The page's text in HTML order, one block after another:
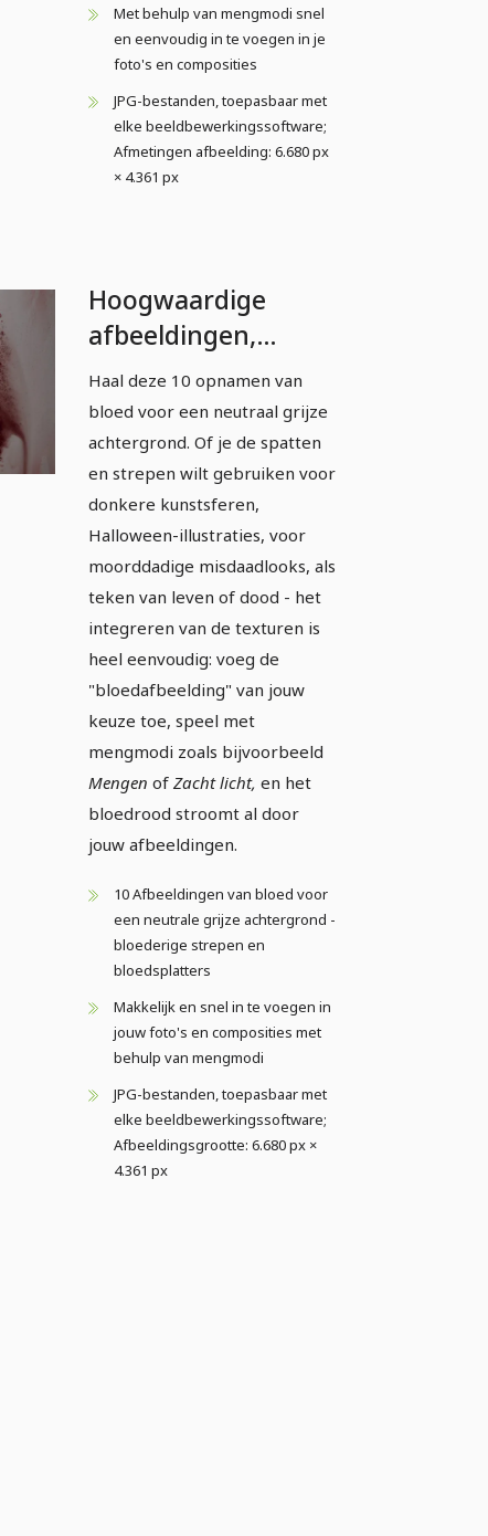
Met behulp van mengmodi snel
en eenvoudig in te voegen in je
foto's en composities
JPG-bestanden, toepasbaar met
elke beeldbewerkingssoftware;
Afmetingen afbeelding: 6.680 px
× 4.361 px
Hoogwaardige
afbeeldingen,
texturen & overlays:
Bloed &
bloedspetters 4
Haal deze 10 opnamen van
bloed voor een neutraal grijze
achtergrond. Of je de spatten
en strepen wilt gebruiken voor
donkere kunstsferen,
Halloween-illustraties, voor
moorddadige misdaadlooks, als
teken van leven of dood - het
integreren van de texturen is
heel eenvoudig: voeg de
"bloedafbeelding" van jouw
keuze toe, speel met
mengmodi zoals bijvoorbeeld
Mengen of Zacht licht, en het
bloedrood stroomt al door
jouw afbeeldingen.
10 Afbeeldingen van bloed voor
een neutrale grijze achtergrond -
bloederige strepen en
bloedsplatters
Makkelijk en snel in te voegen in
jouw foto's en composities met
behulp van mengmodi
JPG-bestanden, toepasbaar met
elke beeldbewerkingssoftware;
Afbeeldingsgrootte: 6.680 px ×
4.361 px